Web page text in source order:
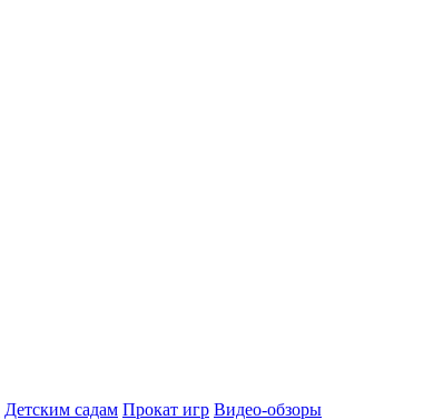
Детским садам Прокат игр Видео-обзоры